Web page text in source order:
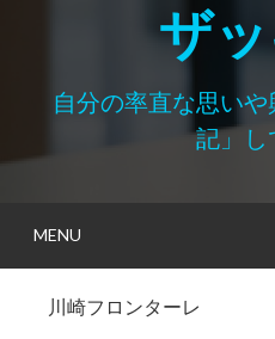
ザ
自分の率直な思い
記」し
MENU
川崎フロンターレ